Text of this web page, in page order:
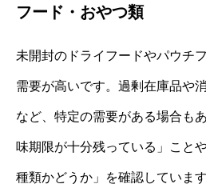
フード・おやつ類
未開封のドライフードやパウチ
需要が高いです。過剰在庫品や
など、特定の需要がある場合も
味期限が十分残っている」こと
種類かどうか」を確認しています